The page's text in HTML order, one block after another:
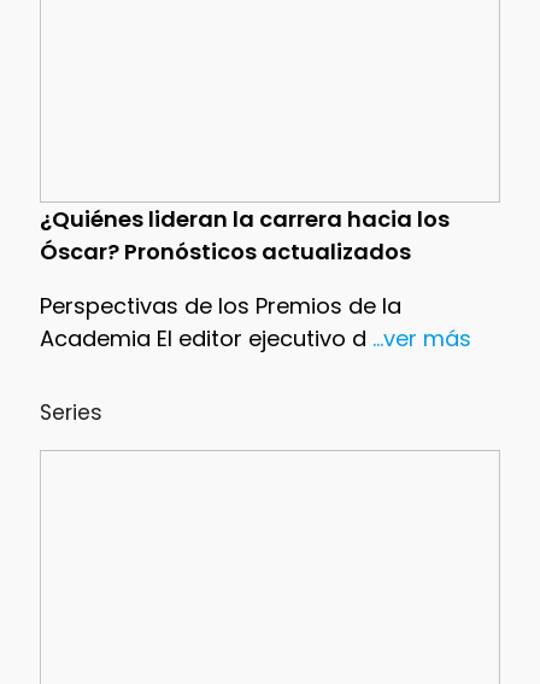
¿Quiénes lideran la carrera hacia los
Óscar? Pronósticos actualizados
Perspectivas de los Premios de la
Academia El editor ejecutivo d ...ver más
Series